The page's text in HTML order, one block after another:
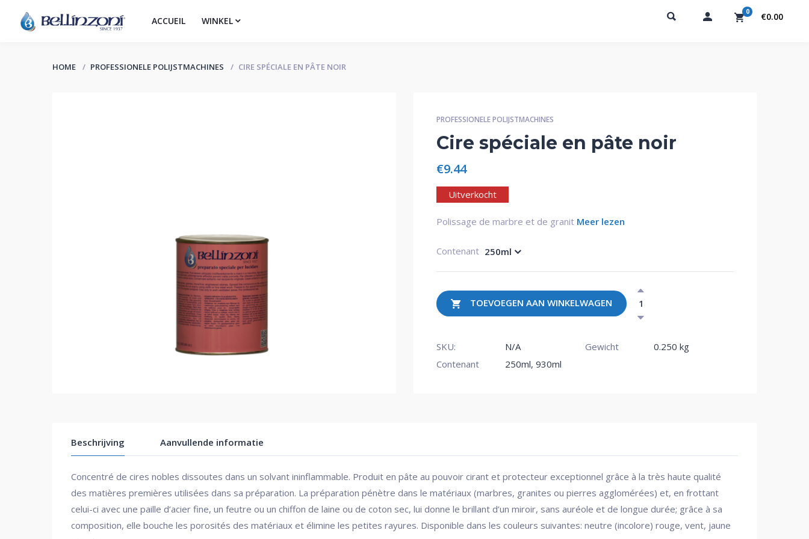
ACCUEIL WINKEL
0 €0.00
HOME PROFESSIONELE POLIJSTMACHINES CIRE SPÉCIALE EN PÂTE NOIR
PROFESSIONELE POLIJSTMACHINES
Cire spéciale en pâte noir
€9.44
Uitverkocht
Polissage de marbre et de granit Meer lezen
Contenant 250ml
TOEVOEGEN AAN WINKELWAGEN
SKU: N/A Gewicht
0.250 kg
Contenant
250ml, 930ml
Beschrijving Aanvullende informatie
Concentré de cires nobles dissoutes dans un solvant ininflammable. Produit en pâte au pouvoir cirant et protecteur exceptionnel grâce à la très haute qualité
des matières premières utilisées dans sa préparation. La préparation pénètre dans le matériaux (marbres, granites ou pierres agglomérées) et, en frottant
celui-ci avec une paille d’acier fine, un feutre ou un chiffon de laine ou de coton sec, lui donne le brillant d’un miroir, sans auréole et de longue durée; grâce à sa
composition, elle bouche les porosités des matériaux et élimine les petites rayures. Disponible dans les couleurs suivantes: neutre (incolore) rouge, vent, jaune